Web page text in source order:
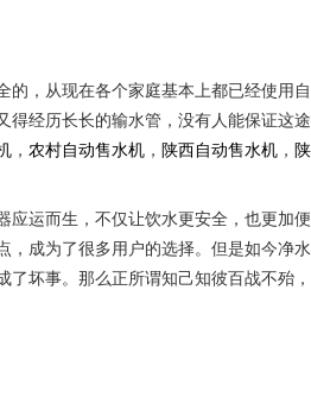
的，从现在各个家庭基本上都已经使用
得经历长长的输水管，没有人能保证这
，农村自动售水机 ， 陕西自动售水机 ，
应运而生，不仅让饮水更安全，也更加
，成为了很多用户的选择。但是如今净
了坏事。那么正所谓知己知彼百战不殆